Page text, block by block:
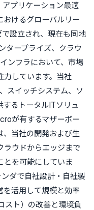
プリケーション最適
けるグローバルリー
設立され、現在も同地
タープライズ、クラウ
ンフラにおいて、市場
力しています。当社
スイッチシステム、ソ
するトータルITソリュ
が有するマザーボー
、当社の開発および生
ラウドからエッジまで
とを可能にしていま
ダで自社設計・自社製
を活用して規模と効率
スト）の改善と環境負